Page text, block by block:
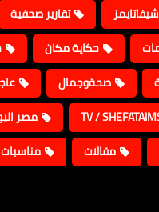
تقارير صحفية
حكاية مكان
صحةوجمال
مصر
مقالات
مناسبات